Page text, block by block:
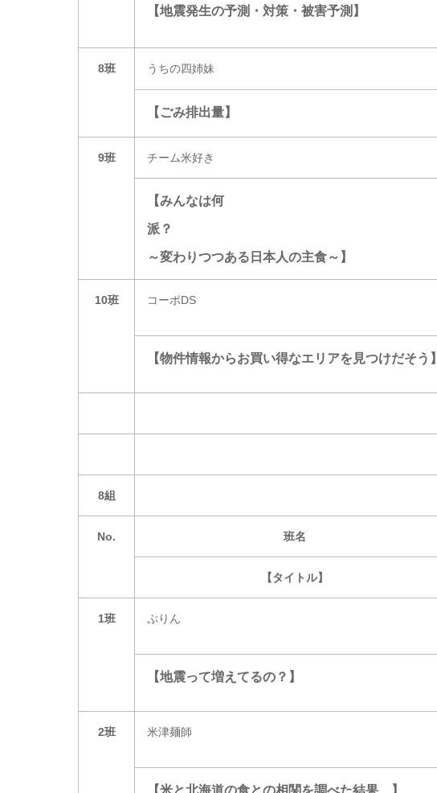
【地震発生の予測・対策・被害予測】
8班 うちの四姉妹
【ごみ排出量】
9班 チーム米好き
【みんなは何
派？
～変わりつつある日本人の主食～】
10班 コーポDS
【物件情報からお買い得なエリアを見つけだそう】
8組
No. 班名
【タイトル】
1班 ぷりん
【地震って増えてるの？】
2班 米津麺師
【米と北海道の食との相関を調べた結果…】